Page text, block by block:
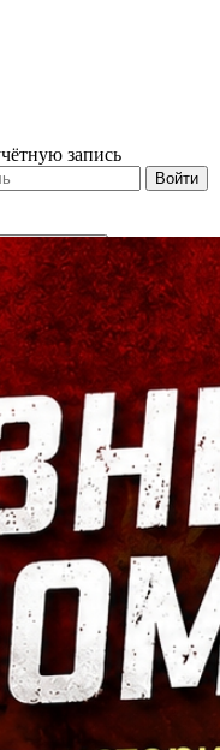
запись